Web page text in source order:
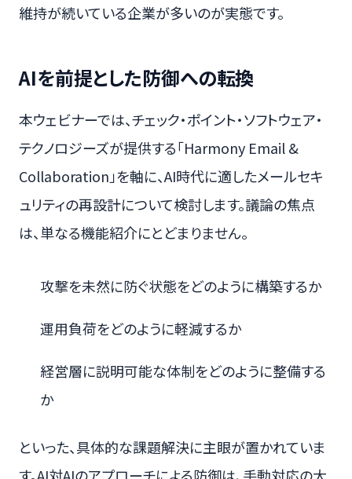
維持が続いている企業が多いのが実態です。
AIを前提とした防御への転換
本ウェビナーでは、チェック・ポイント・ソフトウェア・
テクノロジーズが提供する「Harmony Email &
Collaboration」を軸に、AI時代に適したメールセキ
ュリティの再設計について検討します。議論の焦点
は、単なる機能紹介にとどまりません。
攻撃を未然に防ぐ状態をどのように構築するか
運用負荷をどのように軽減するか
経営層に説明可能な体制をどのように整備する
か
といった、具体的な課題解決に主眼が置かれていま